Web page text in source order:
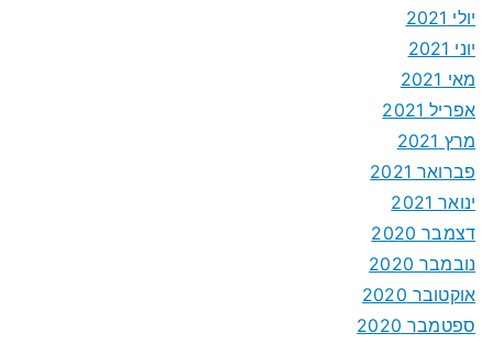
יולי 2021
יוני 2021
מאי 2021
אפריל 2021
מרץ 2021
פברואר 2021
ינואר 2021
דצמבר 2020
נובמבר 2020
אוקטובר 2020
ספטמבר 2020